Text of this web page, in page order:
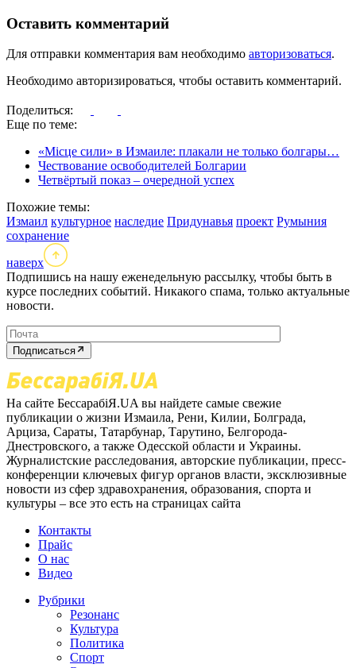
Оставить комментарий
Для отправки комментария вам необходимо авторизоваться.
Необходимо авторизироваться, чтобы оставить комментарий.
Поделиться:
Еще по теме:
«Місце сили» в Измаиле: плакали не только болгары…
Чествование освободителей Болгарии
Четвёртый показ – очередной успех
Похожие темы:
Измаил культурное наследие Придунавья проект Румыния
сохранение
наверх
Подпишись на нашу еженедельную рассылку, чтобы быть в
курсе последних событий. Никакого спама, только актуальные
новости.
Подписаться
На сайте БессарабіЯ.UA вы найдете самые свежие
публикации о жизни Измаила, Рени, Килии, Болграда,
Арциза, Сараты, Татарбунар, Тарутино, Белгорода-
Днестровского, а также Одесской области и Украины.
Журналистские расследования, авторские публикации, пресс-
конференции ключевых фигур органов власти, эксклюзивные
новости из сфер здравохранения, образования, спорта и
культуры – все это есть на страницах сайта
Контакты
Прайс
О нас
Видео
Рубрики
Резонанс
Культура
Политика
Спорт